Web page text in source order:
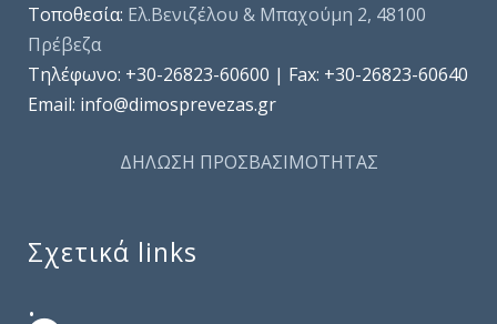
Τοποθεσία: Ελ.Βενιζέλου & Μπαχούμη 2, 48100
Πρέβεζα
Τηλέφωνo: +30-26823-60600 | Fax: +30-26823-60640
Email: info@dimosprevezas.gr
ΔΗΛΩΣΗ ΠΡΟΣΒΑΣΙΜΟΤΗΤΑΣ
Σχετικά links
.